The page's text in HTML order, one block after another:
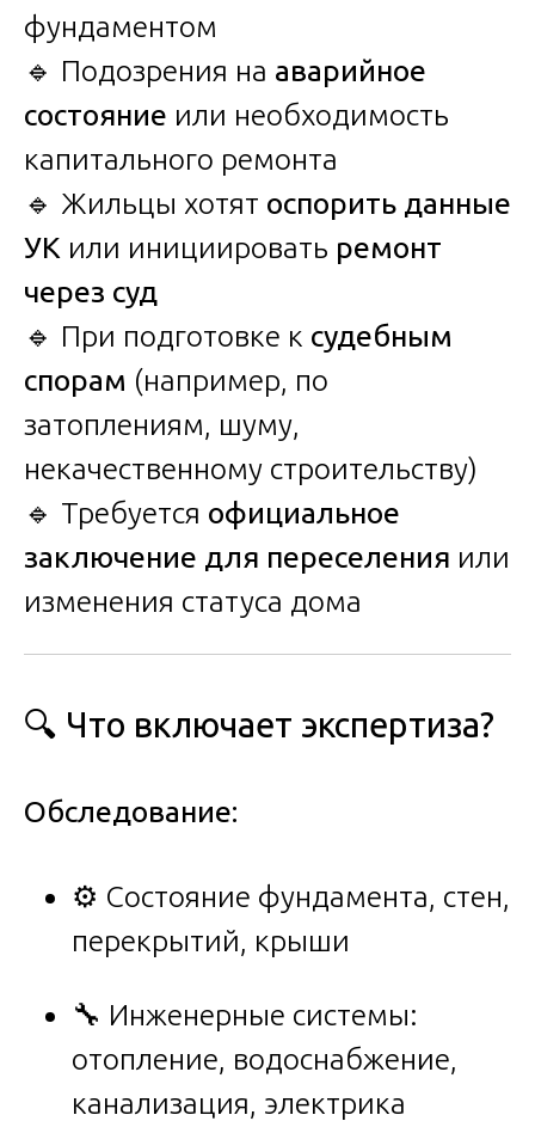
фундаментом
🔹 Подозрения на аварийное
состояние или необходимость
капитального ремонта
🔹 Жильцы хотят оспорить данные
УК или инициировать ремонт
через суд
🔹 При подготовке к судебным
спорам (например, по
затоплениям, шуму,
некачественному строительству)
🔹 Требуется официальное
заключение для переселения или
изменения статуса дома
🔍 Что включает экспертиза?
Обследование:
⚙️ Состояние фундамента, стен,
перекрытий, крыши
🔧 Инженерные системы:
отопление, водоснабжение,
канализация, электрика